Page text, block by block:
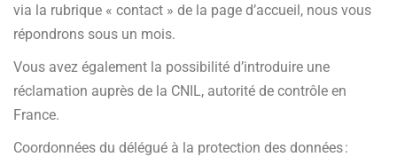
via la rubrique « contact » de la page d’accueil, nous vous
répondrons sous un mois.
Vous avez également la possibilité d’introduire une
réclamation auprès de la CNIL, autorité de contrôle en
France.
Coordonnées du délégué à la protection des données :